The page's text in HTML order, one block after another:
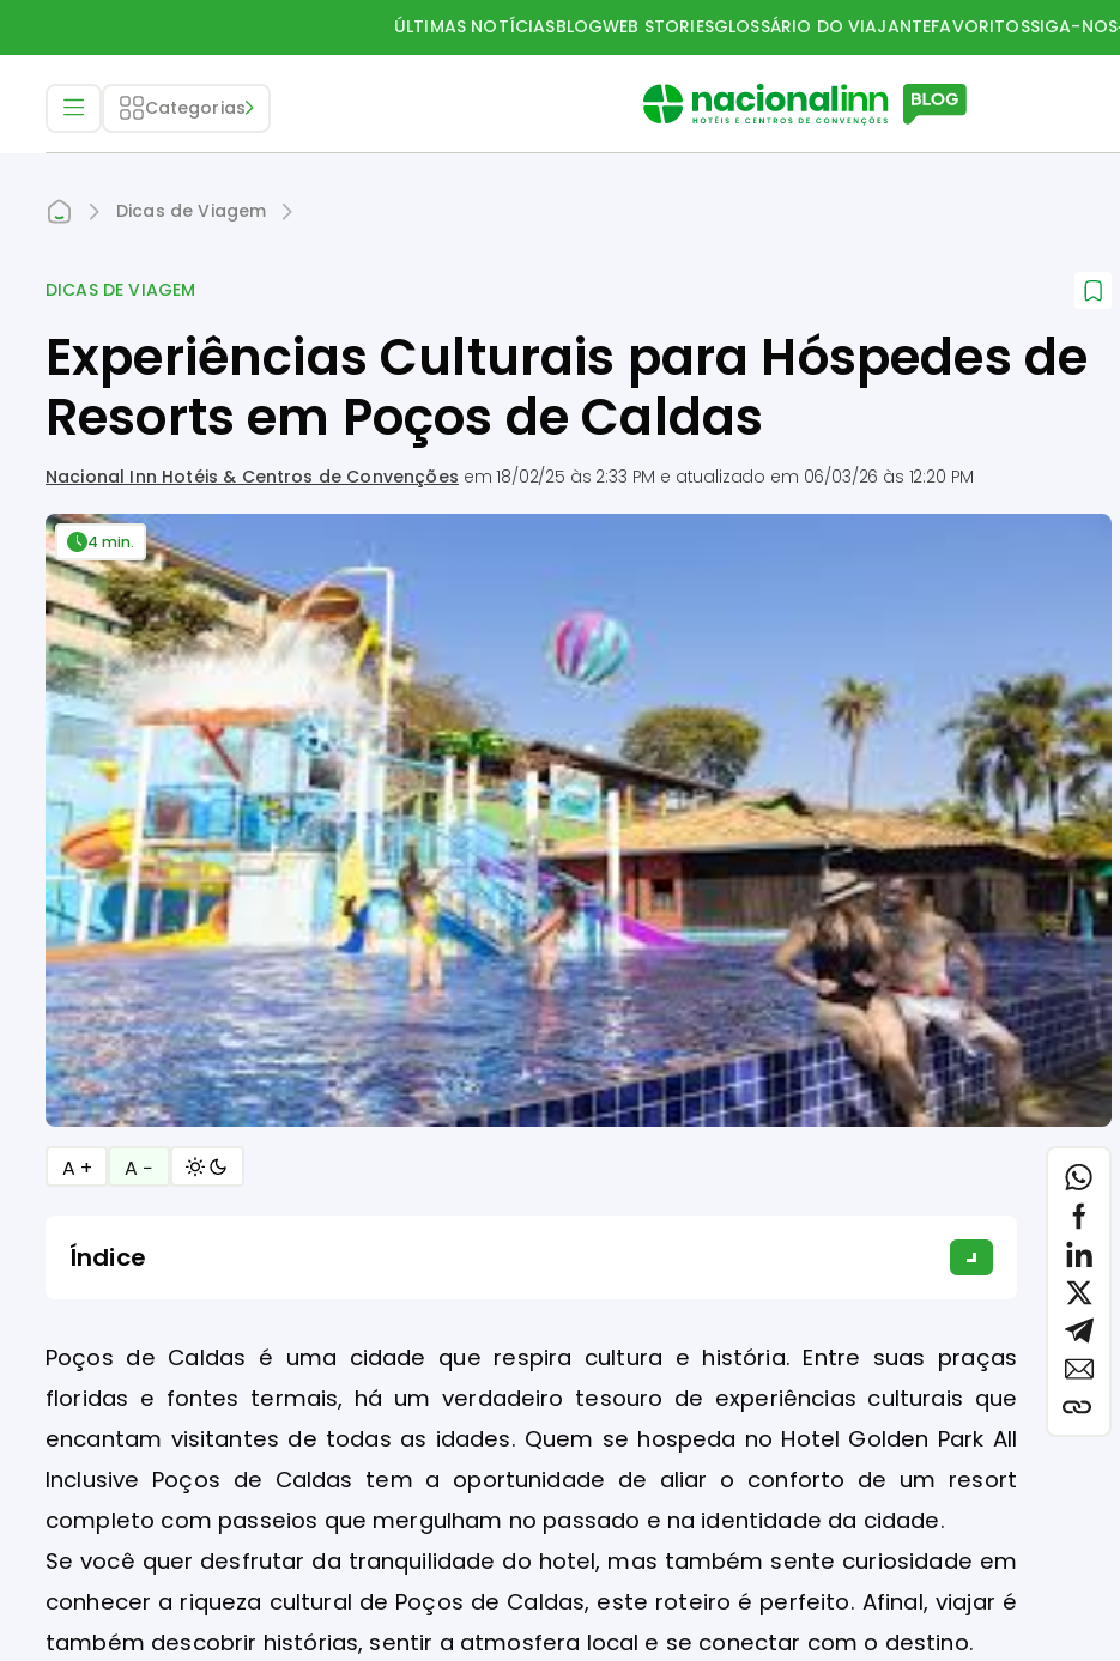
ÚLTIMAS NOTÍCIASBLOGWEB STORIESGLOSSÁRIO DO VIAJANTEFAVORITOSSIGA-NOS
Categorias
Dicas de Viagem
DICAS DE VIAGEM
Experiências Culturais para Hóspedes de
Resorts em Poços de Caldas
Nacional Inn Hotéis & Centros de Convenções em18/02/25 às 2:33 PM e atualizado em 06/03/26 às 12:20 PM
4 min.
A + A −
Índice
Poços de Caldas é uma cidade que respira cultura e história. Entre suas praças
floridas e fontes termais, há um verdadeiro tesouro de experiências culturais que
encantam visitantes de todas as idades. Quem se hospeda no Hotel Golden Park All
Inclusive Poços de Caldas tem a oportunidade de aliar o conforto de um resort
completo com passeios que mergulham no passado e na identidade da cidade.
Se você quer desfrutar da tranquilidade do hotel, mas também sente curiosidade em
conhecer a riqueza cultural de Poços de Caldas, este roteiro é perfeito. Afinal, viajar é
também descobrir histórias, sentir a atmosfera local e se conectar com o destino.